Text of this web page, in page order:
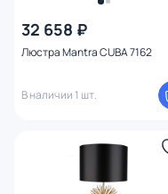
32 658 ₽
Люстра Mantra CUBA 7162
В наличии 1 шт.